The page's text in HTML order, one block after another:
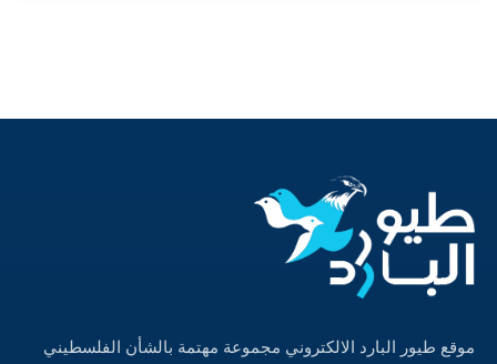
موقع طيور البارد الالكتروني مجموعة مهتمة بالشأن الفلسطيني